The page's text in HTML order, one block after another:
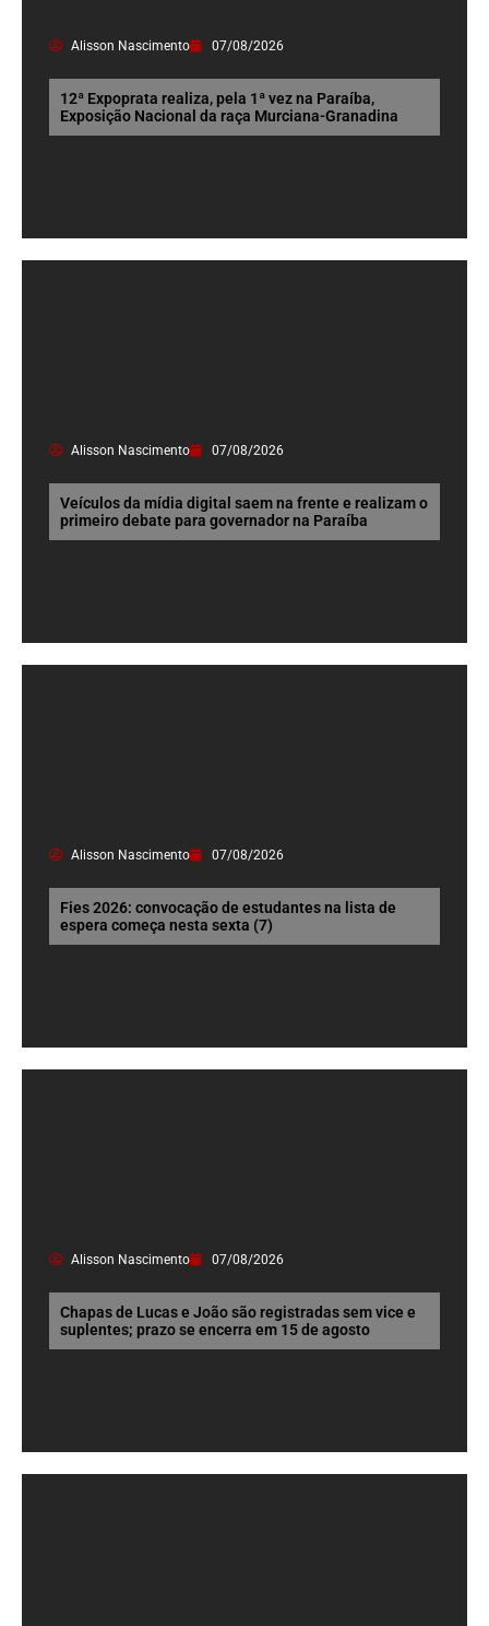
Alisson Nascimento 07/08/2026
12ª Expoprata realiza, pela 1ª vez na Paraíba,
Exposição Nacional da raça Murciana-Granadina
Alisson Nascimento 07/08/2026
Veículos da mídia digital saem na frente e realizam o
primeiro debate para governador na Paraíba
Alisson Nascimento 07/08/2026
Fies 2026: convocação de estudantes na lista de
espera começa nesta sexta (7)
Alisson Nascimento 07/08/2026
Chapas de Lucas e João são registradas sem vice e
suplentes; prazo se encerra em 15 de agosto